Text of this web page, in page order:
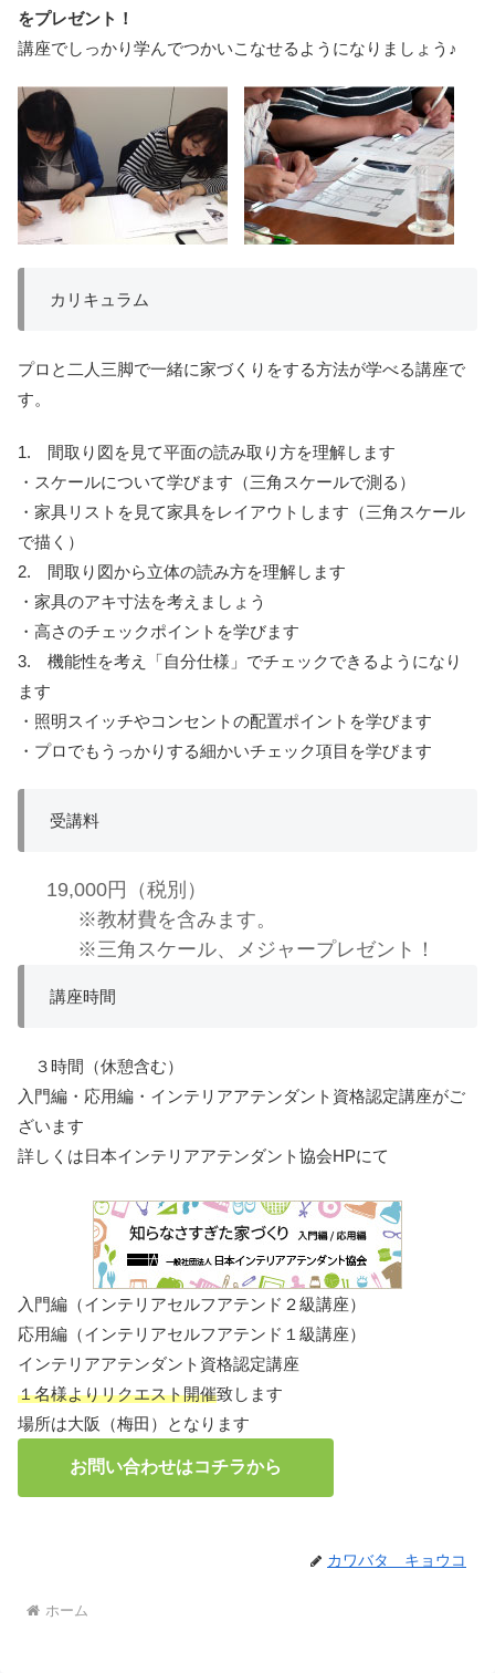
をプレゼント！
講座でしっかり学んでつかいこなせるようになりましょう♪
カリキュラム
プロと二人三脚で一緒に家づくりをする方法が学べる講座で
す。
1. 間取り図を見て平面の読み取り方を理解します
・スケールについて学びます（三角スケールで測る）
・家具リストを見て家具をレイアウトします（三角スケール
で描く）
2. 間取り図から立体の読み方を理解します
・家具のアキ寸法を考えましょう
・高さのチェックポイントを学びます
3. 機能性を考え「自分仕様」でチェックできるようになり
ます
・照明スイッチやコンセントの配置ポイントを学びます
・プロでもうっかりする細かいチェック項目を学びます
受講料
19,000円（税別）
※教材費を含みます。
※三角スケール、メジャープレゼント！
講座時間
３時間（休憩含む）
入門編・応用編・インテリアアテンダント資格認定講座がご
ざいます
詳しくは日本インテリアアテンダント協会HPにて
入門編（インテリアセルフアテンド２級講座）
応用編（インテリアセルフアテンド１級講座）
インテリアアテンダント資格認定講座
１名様よりリクエスト開催致します
場所は大阪（梅田）となります
お問い合わせはコチラから
カワバタ キョウコ
ホーム